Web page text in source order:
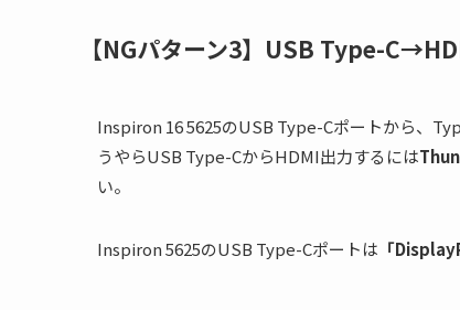
【NGパターン3】USB Type-
Inspiron 16 5625のUSB Type-Cポートから、
うやらUSB Type-CからHDMI出力するには
い。
Inspiron 5625のUSB Type-Cポートは 「